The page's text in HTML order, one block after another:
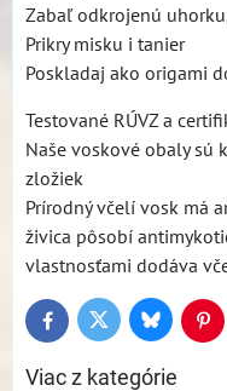
Zabaľ odkrojenú
Prikry misku i tanier
Poskladaj ako origami
Testované RÚVZ a
Naše voskové obaly sú
zložiek
Prírodný včelí vosk má
živica pôsobí
vlastnosťami dodáva
FacebookTwitter Bluesky
Viac z kategórie